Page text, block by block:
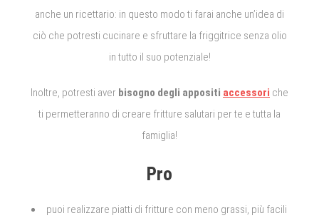
anche un ricettario: in questo modo ti farai anche un’idea di
ciò che potresti cucinare e sfruttare la friggitrice senza olio
in tutto il suo potenziale!
Inoltre, potresti aver bisogno degli appositi accessori che
ti permetteranno di creare fritture salutari per te e tutta la
famiglia!
Pro
puoi realizzare piatti di fritture con meno grassi, più facili